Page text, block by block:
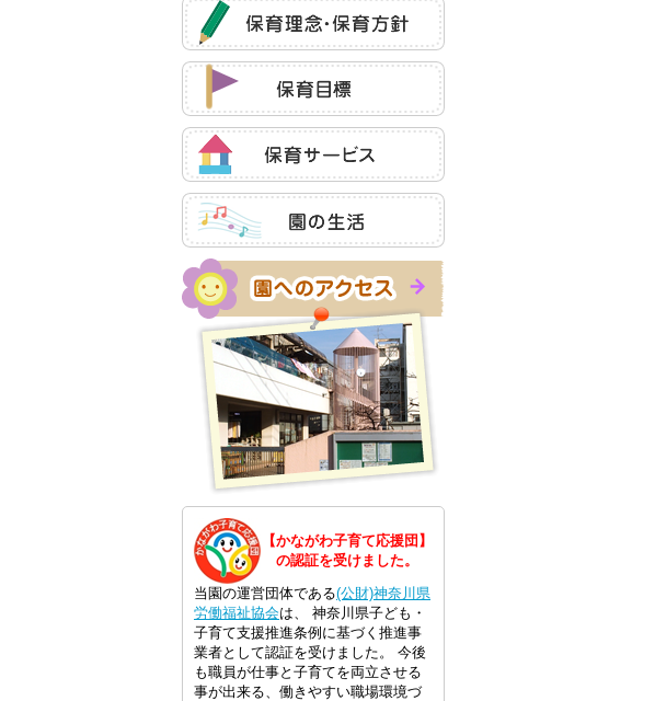
【かながわ子育て応援団】
の認証を受けました。
当園の運営団体である(公財)神奈川県
労働福祉協会は、 神奈川県子ども・
子育て支援推進条例に基づく推進事
業者として認証を受けました。 今後
も職員が仕事と子育てを両立させる
事が出来る、働きやすい職場環境づ